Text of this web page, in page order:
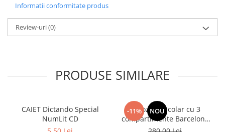
Informatii conformitate produs
Review-uri(0)
PRODUSE SIMILARE
CAIET Dictando Special
NumLit CD
-11% NOU
Ghiozdan școlar cu 3
compartimente Barcelona
AB340 Astrabag